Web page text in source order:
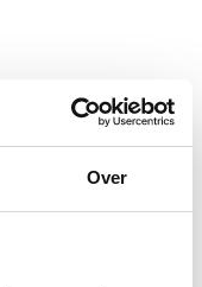
Over